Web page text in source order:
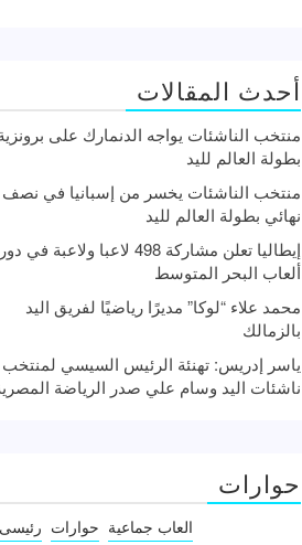
أحدث المقالات
منتخب الناشئات يواجه الدنمارك على
بطولة العالم لليد
منتخب الناشئات يخسر من إسبانيا في نصف
نهائي بطولة العالم لليد
إيطاليا تعلن مشاركة 498 لاعبا ولاعبة في
ألعاب البحر المتوسط
محمد علاء “لوكا” مديرًا رياضيًا لفريق اليد
بالزمالك
ياسر إدريس: تهنئة الرئيس السيسي لمنتخب
ناشئات اليد وسام علي صدر الرياضة
حوارات
العاب جماعية حوارات رئيسى